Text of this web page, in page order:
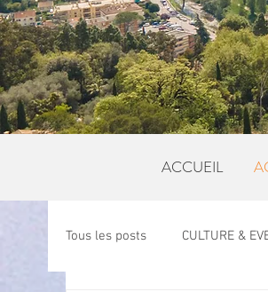
ACCUEIL
Tous les posts CULTURE &